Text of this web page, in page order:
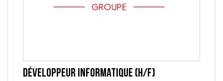
DÉVELOPPEUR INFORMATIQUE (H/F)